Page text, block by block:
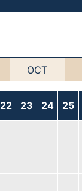
OCT
22 23 24 25